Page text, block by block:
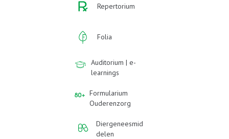
Repertorium
Folia
Auditorium | e-
learnings
Formularium
Ouderenzorg
Diergeneesmid
delen